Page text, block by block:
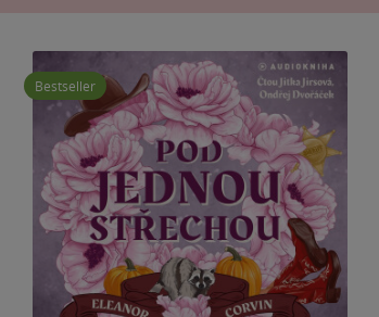
Bestseller